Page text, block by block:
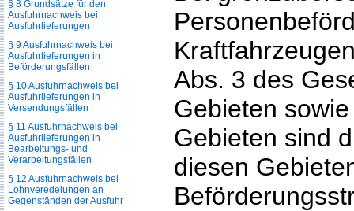
Abs. 3 des
Gebieten
Gebieten sind
diesen
§ 8 Grundsätze für den
Ausfuhrnachweis bei
Ausfuhrlieferungen
§ 9 Ausfuhrnachweis bei
Ausfuhrlieferungen in
Beförderungsfällen
§ 10 Ausfuhrnachweis bei
Ausfuhrlieferungen in
Versendungsfällen
§ 11 Ausfuhrnachweis bei
Ausfuhrlieferungen in
Bearbeitungs- und
Verarbeitungsfällen
§ 12 Ausfuhrnachweis bei
Lohnveredelungen an
Gegenständen der Ausfuhr